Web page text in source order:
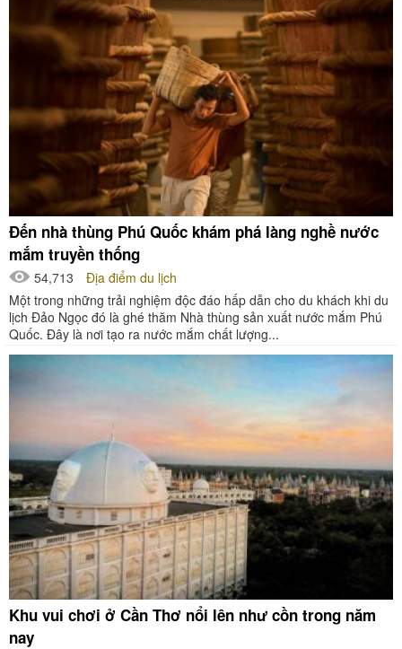
Đến nhà thùng Phú Quốc khám phá làng nghề nước
mắm truyền thống
54,713
Địa điểm du lịch
Một trong những trải nghiệm độc đáo hấp dẫn cho du khách khi du
lịch Đảo Ngọc đó là ghé thăm Nhà thùng sản xuất nước mắm Phú
Quốc. Đây là nơi tạo ra nước mắm chất lượng...
Khu vui chơi ở Cần Thơ nổi lên như cồn trong năm
nay